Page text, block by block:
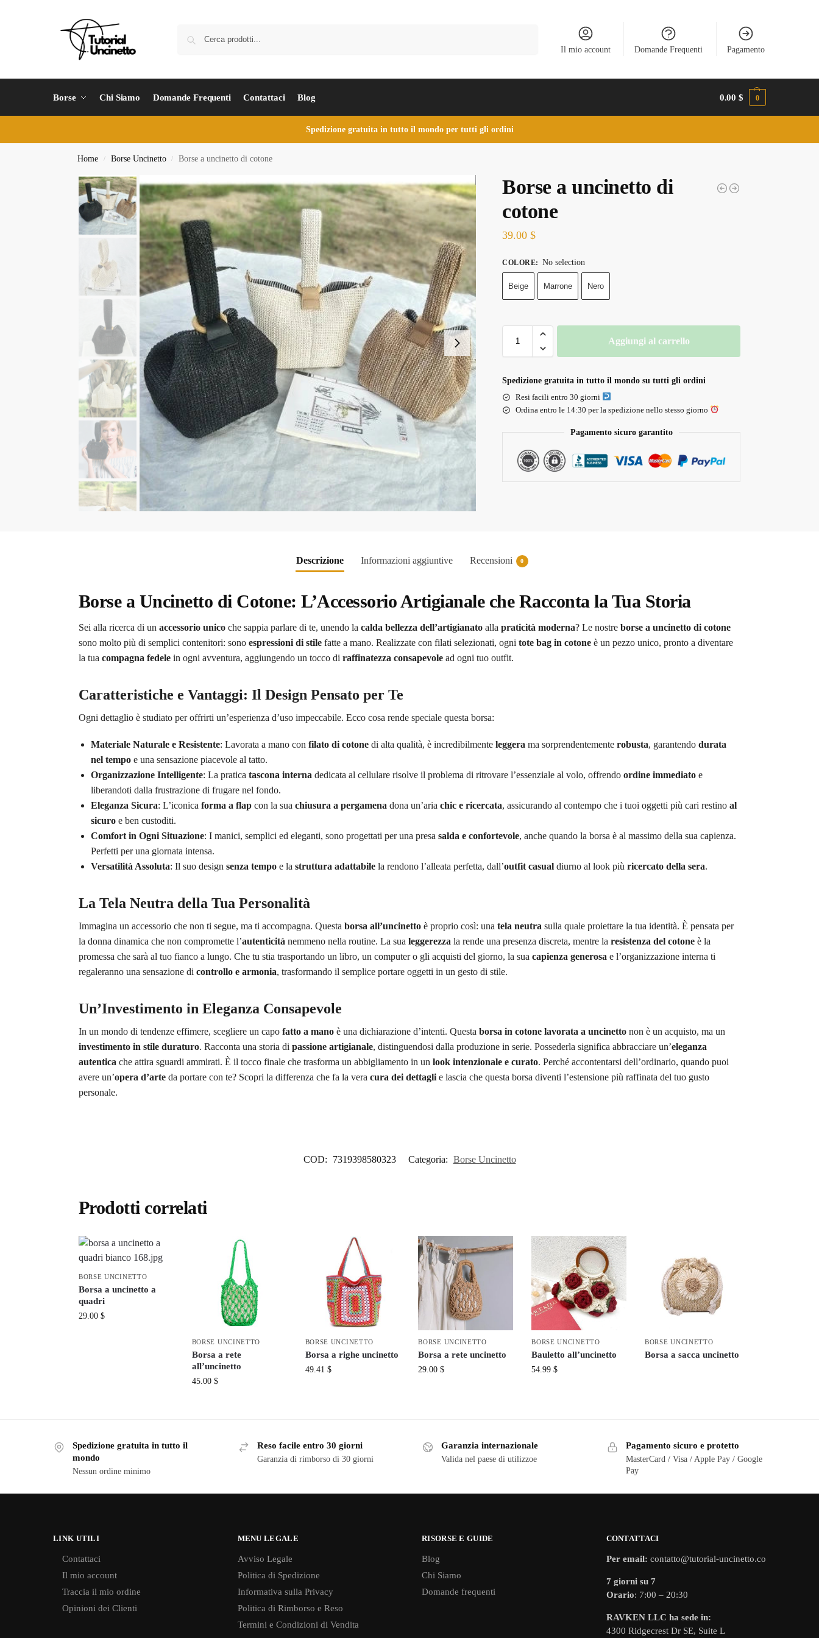
Il mio account Domande Frequenti Pagamento
Borse Chi Siamo Domande Frequenti Contattaci Blog 0.00$ 0
Spedizione gratuita in tutto il mondo per tutti gli ordini
Home / Borse Uncinetto / Borse a uncinetto di cotone
Borse a uncinetto di
cotone
39.00$
COLORE: No selection
Beige Marrone Nero
Aggiungi al carrello
Spedizione gratuita in tutto il mondo su tutti gli ordini
Resi facili entro 30 giorni
Ordina entro le 14:30 per la spedizione nello stesso giorno
Pagamento sicuro garantito
Descrizione Informazioni aggiuntive Recensioni 0
Borse a Uncinetto di Cotone: L’Accessorio Artigianale che Racconta la Tua Storia
Sei alla ricerca di un accessorio unicoche sappia parlare di te, unendo la calda bellezza dell’artigianatoalla praticità moderna? Le nostre borse a uncinetto di cotone
sono molto più di semplici contenitori: sono espressioni di stilefatte a mano. Realizzate con filati selezionati, ogni tote bag in cotoneè un pezzo unico, pronto a diventare
la tua compagna fedelein ogni avventura, aggiungendo un tocco di raffinatezza consapevolead ogni tuo outfit.
Caratteristiche e Vantaggi: Il Design Pensato per Te
Ogni dettaglio è studiato per offrirti un’esperienza d’uso impeccabile. Ecco cosa rende speciale questa borsa:
Materiale Naturale e Resistente: Lavorata a mano con filato di cotonedi alta qualità, è incredibilmente leggerama sorprendentemente robusta, garantendo durata
nel tempoe una sensazione piacevole al tatto.
Organizzazione Intelligente: La pratica tascona internadedicata al cellulare risolve il problema di ritrovare l’essenziale al volo, offrendo ordine immediatoe
liberandoti dalla frustrazione di frugare nel fondo.
Eleganza Sicura: L’iconica forma a flapcon la sua chiusura a pergamenadona un’aria chic e ricercata, assicurando al contempo che i tuoi oggetti più cari restino al
sicuroe ben custoditi.
Comfort in Ogni Situazione: I manici, semplici ed eleganti, sono progettati per una presa salda e confortevole, anche quando la borsa è al massimo della sua capienza.
Perfetti per una giornata intensa.
Versatilità Assoluta: Il suo design senza tempoe la struttura adattabilela rendono l’alleata perfetta, dall’outfit casualdiurno al look più ricercato della sera.
La Tela Neutra della Tua Personalità
Immagina un accessorio che non ti segue, ma ti accompagna. Questa borsa all’uncinettoè proprio così: una tela neutra sulla quale proiettare la tua identità. È pensata per
la donna dinamica che non compromette l’autenticità nemmeno nella routine. La sua leggerezza la rende una presenza discreta, mentre la resistenza del cotoneè la
promessa che sarà al tuo fianco a lungo. Che tu stia trasportando un libro, un computer o gli acquisti del giorno, la sua capienza generosa e l’organizzazione interna ti
regaleranno una sensazione di controllo e armonia, trasformando il semplice portare oggetti in un gesto di stile.
Un’Investimento in Eleganza Consapevole
In un mondo di tendenze effimere, scegliere un capo fatto a manoè una dichiarazione d’intenti. Questa borsa in cotone lavorata a uncinettonon è un acquisto, ma un
investimento in stile duraturo. Racconta una storia di passione artigianale, distinguendosi dalla produzione in serie. Possederla significa abbracciare un’eleganza
autentica che attira sguardi ammirati. È il tocco finale che trasforma un abbigliamento in un look intenzionale e curato. Perché accontentarsi dell’ordinario, quando puoi
avere un’opera d’arteda portare con te? Scopri la differenza che fa la vera cura dei dettaglie lascia che questa borsa diventi l’estensione più raffinata del tuo gusto
personale.
COD: 7319398580323 Categoria: Borse Uncinetto
Prodotti correlati
BORSE UNCINETTO
Borsa a uncinetto a
quadri
29.00 $
BORSE UNCINETTO
Borsa a rete
all’uncinetto
45.00 $
BORSE UNCINETTO
Borsa a righe uncinetto
49.41 $
BORSE UNCINETTO
Borsa a rete uncinetto
29.00$
BORSE UNCINETTO
Bauletto all’uncinetto
54.99$
BORSE UNCINETTO
Borsa a sacca uncinetto
Spedizione gratuita in tutto il
mondo
Nessun ordine minimo
Reso facile entro 30 giorni
Garanzia di rimborso di 30 giorni
Garanzia internazionale
Valida nel paese di utilizzoe
Pagamento sicuro e protetto
MasterCard / Visa / Apple Pay / Google
Pay
LINK UTILI
Contattaci
Il mio account
Traccia il mio ordine
Opinioni dei Clienti
MENU LEGALE
Avviso Legale
Politica di Spedizione
Informativa sulla Privacy
Politica di Rimborso e Reso
Termini e Condizioni di Vendita
RISORSE E GUIDE
Blog
Chi Siamo
Domande frequenti
CONTATTACI
Per email: contatto@tutorial-uncinetto.co
7 giorni su 7
Orario: 7:00 – 20:30
RAVKEN LLC ha sede in:
4300 Ridgecrest Dr SE, Suite L